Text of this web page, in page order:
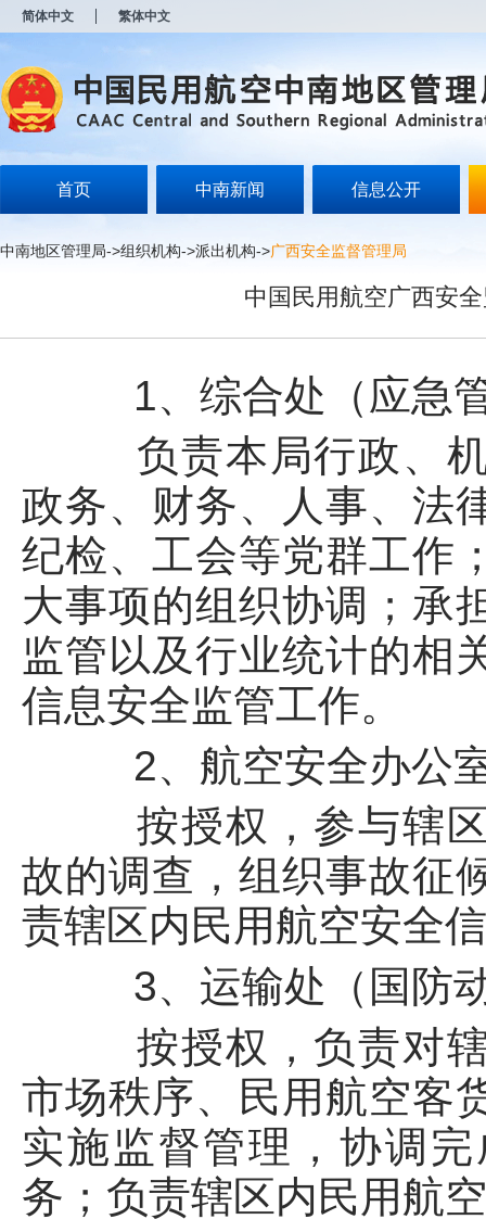
简体中文 繁体中文
首页 中南新闻 信息公开
中南地区管理局->组织机构->派出机构->广西安全监督管理局
中国民用航空广西安
1、综合处（应急
负责本局行政、机
政务、财务、人事、法
纪检、工会等党群工作
大事项的组织协调；承
监管以及行业统计的相
信息安全监管工作。
2、航空安全办公
按授权，参与辖区
故的调查，组织事故征
责辖区内民用航空安全
3、运输处（国防
按授权，负责对辖
市场秩序、民用航空客
实施监督管理，协调
务；负责辖区内民用航
开
无
障
说
按
Alt
键